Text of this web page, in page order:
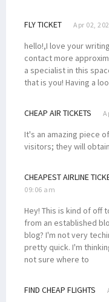
FLY TICKET Apr 02,
hello!,I love your
contact more
a specialist in this
that is you! Having a
CHEAP AIR TICKETS
It's an amazing piece
visitors; they will
CHEAPEST AIRLINE
09:06 am
Hey! This is kind of off
from an established
blog? I'm not very
pretty quick. I'm
not sure where to
FIND CHEAP FLIGHTS